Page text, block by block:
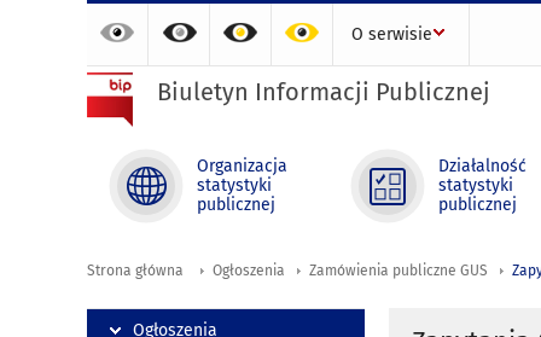
O serwisie
Biuletyn Informacji Publicznej
Organizacja
statystyki
publicznej
Działalność
statystyki
publicznej
Strona główna Ogłoszenia Zamówienia publiczne GUS
Ogłoszenia